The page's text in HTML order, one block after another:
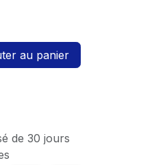
au panier
de 30 jours